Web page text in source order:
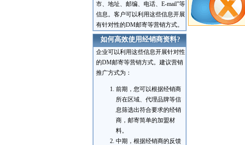
市、地址、邮编、电话、E-mail”等
信息。客户可以利用这些信息开展
有针对性的DM邮寄等营销方式。
如何高效使用经销商资料?
企业可以利用这些信息开展针对性
的DM邮寄等营销方式。建议营销
推广方式为：
前期，您可以根据经销商
所在区域、代理品牌等信
息筛选出符合要求的经销
商，邮寄简单的加盟材
料。
中期，根据经销商的反馈